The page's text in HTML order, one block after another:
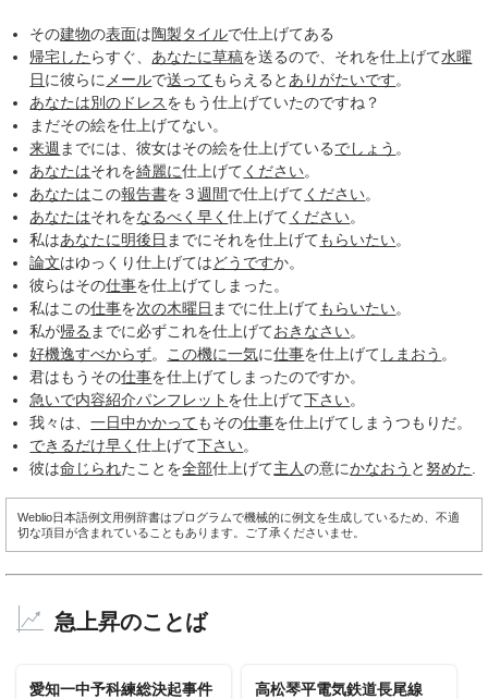
その建物の表面は陶製タイルで仕上げてある
帰宅した らすぐ、 あなたに草稿を送るので、それを仕上げて水曜
日に彼らに メールで送ってもらえると ありがたいです。
あなたは別の ドレスをもう仕上げていたのですね？
まだその絵を仕上げてない。
来週 までには、彼女はその絵を仕上げているでしょう 。
あなたはそれを綺麗に仕上げて ください。
あなたはこの報告書を３週間で仕上げて ください。
あなたはそれをなるべく早く仕上げて ください。
私はあなたに明後日 までにそれを仕上げてもらいたい。
論文はゆっくり仕上げてはどうですか。
彼らはその仕事を仕上げてしまった。
私はこの仕事を次の木曜日 までに仕上げてもらいたい。
私が帰る までに必ずこれを仕上げておきなさい。
好機逸すべからず。 この機に一気に仕事を仕上げて しまおう 。
君はもうその仕事を仕上げてしまったのですか。
急いで内容紹介パンフレット を仕上げて下さい。
我々は、一日中かかってもその仕事を仕上げてしまうつもりだ。
できるだけ早く仕上げて下さい。
彼は命じられたことを全部仕上げて主人の意にかなおう と 努めた
Weblio日本語例文用例辞書はプログラムで機械的に例文を生成しているため、不適
切な項目が含まれていることもあります。ご了承くださいませ。
急上昇のことば
愛知一中予科練総決起事件 高松琴平電気鉄道長尾線